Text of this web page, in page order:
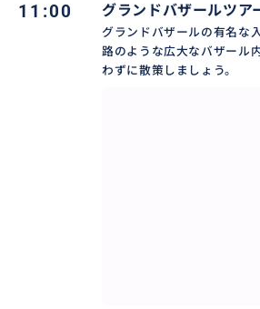
・万が一の不測の事態に備えて海
お勧め致します。
11:00 グランドバザールツア
グランドバザールの有名な
路のような広大なバザール
わずに散策しましょう。